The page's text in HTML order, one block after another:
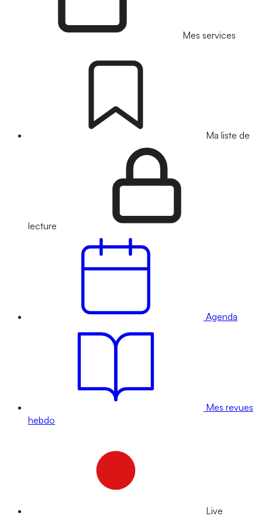
Mes services
Ma liste de
lecture
Agenda
Mes revues
hebdo
Live